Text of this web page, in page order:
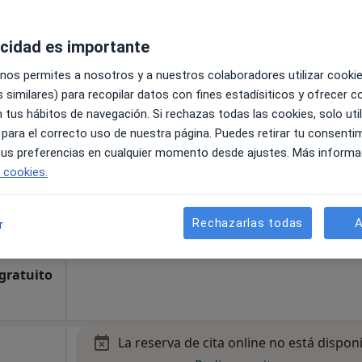
•Mapa
La reserva de cita online no está
Mostrar perfil
La reserva de cita online no está
es importante
permites a nosotros y a nuestros colaboradores utilizar
similares) para recopilar datos con fines estadísiticos y ofrecer
tus hábitos de navegación. Si rechazas todas las cookies, solo
el correcto uso de nuestra página. Puedes retirar tu
preferencias en cualquier momento desde ajustes. Más
Rechazarlas todas